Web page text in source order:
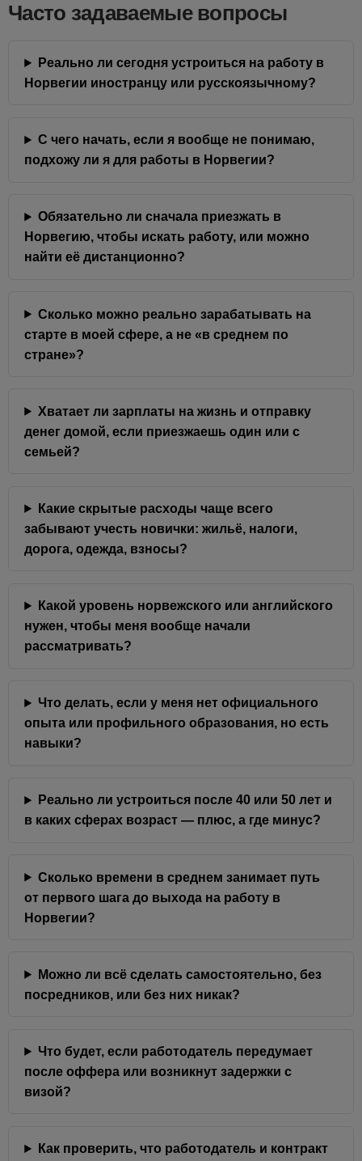
Часто задаваемые вопросы
Реально ли сегодня устроиться на работу в
Норвегии иностранцу или русскоязычному?
С чего начать, если я вообще не понимаю,
подхожу ли я для работы в Норвегии?
Обязательно ли сначала приезжать в
Норвегию, чтобы искать работу, или можно
найти её дистанционно?
Сколько можно реально зарабатывать на
старте в моей сфере, а не «в среднем по
стране»?
Хватает ли зарплаты на жизнь и отправку
денег домой, если приезжаешь один или с
семьей?
Какие скрытые расходы чаще всего
забывают учесть новички: жильё, налоги,
дорога, одежда, взносы?
Какой уровень норвежского или английского
нужен, чтобы меня вообще начали
рассматривать?
Что делать, если у меня нет официального
опыта или профильного образования, но есть
навыки?
Реально ли устроиться после 40 или 50 лет и
в каких сферах возраст — плюс, а где минус?
Сколько времени в среднем занимает путь
от первого шага до выхода на работу в
Норвегии?
Можно ли всё сделать самостоятельно, без
посредников, или без них никак?
Что будет, если работодатель передумает
после оффера или возникнут задержки с
визой?
Как проверить, что работодатель и контракт